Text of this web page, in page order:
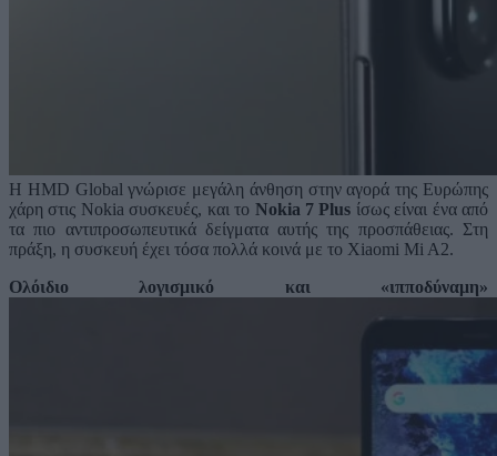
Η HMD Global γνώρισε μεγάλη άνθηση στην αγορά της Ευρώπης
χάρη στις Nokia συσκευές, και το Nokia 7 Plus ίσως είναι ένα από
τα πιο αντιπροσωπευτικά δείγματα αυτής της προσπάθειας. Στη
πράξη, η συσκευή έχει τόσα πολλά κοινά με το Xiaomi Mi A2.
Ολόιδιο λογισμικό και «ιπποδύναμη»